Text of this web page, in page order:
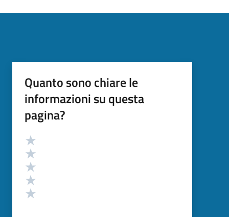
Quanto sono chiare le
informazioni su questa
pagina?
Valutazione